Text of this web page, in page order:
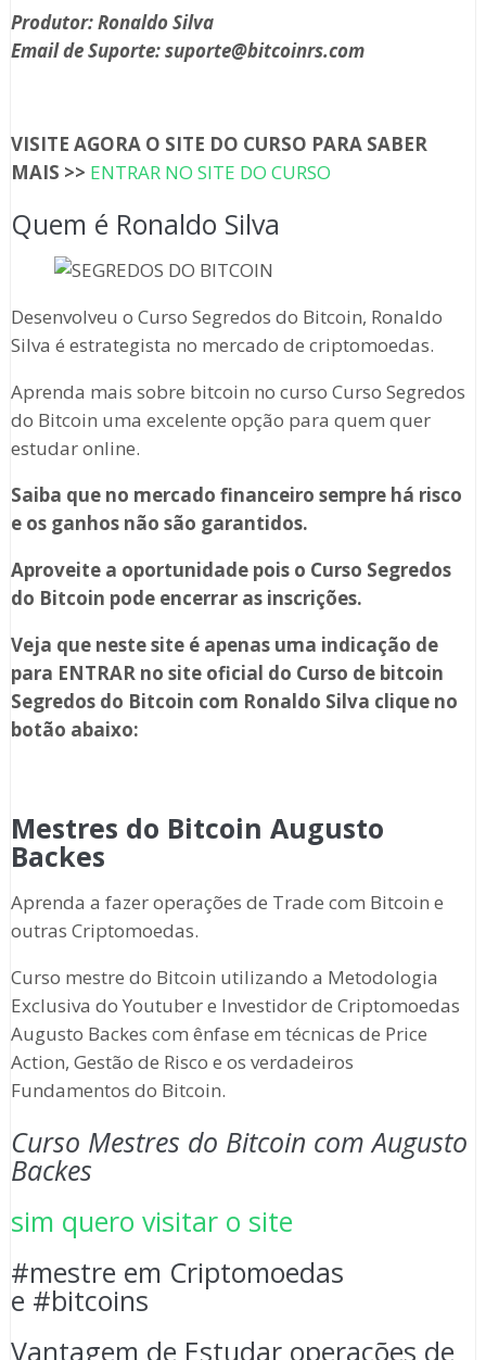
Produtor: Ronaldo Silva
Email de Suporte: suporte@bitcoinrs.com
VISITE AGORA O SITE DO CURSO PARA SABER
MAIS >> ENTRAR NO SITE DO CURSO
Quem é Ronaldo Silva
Desenvolveu o Curso Segredos do Bitcoin, Ronaldo
Silva é estrategista no mercado de criptomoedas.
Aprenda mais sobre bitcoin no curso Curso Segredos
do Bitcoin uma excelente opção para quem quer
estudar online.
Saiba que no mercado financeiro sempre há risco
e os ganhos não são garantidos.
Aproveite a oportunidade pois o Curso Segredos
do Bitcoin pode encerrar as inscrições.
Veja que neste site é apenas uma indicação de
para ENTRAR no site oficial do Curso de bitcoin
Segredos do Bitcoin com Ronaldo Silva clique no
botão abaixo:
Mestres do Bitcoin Augusto
Backes
Aprenda a fazer operações de Trade com Bitcoin e
outras Criptomoedas.
Curso mestre do Bitcoin utilizando a Metodologia
Exclusiva do Youtuber e Investidor de Criptomoedas
Augusto Backes com ênfase em técnicas de Price
Action, Gestão de Risco e os verdadeiros
Fundamentos do Bitcoin.
Curso Mestres do Bitcoin com Augusto
Backes
sim quero visitar o site
#mestre em Criptomoedas
e #bitcoins
Vantagem de Estudar operações de